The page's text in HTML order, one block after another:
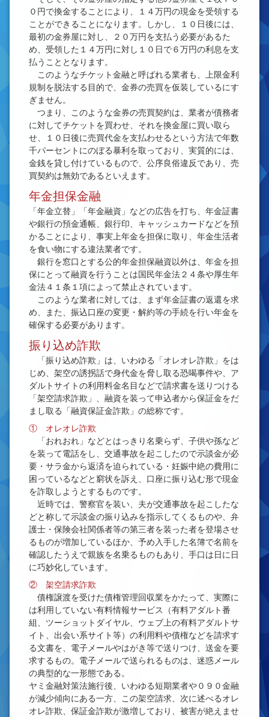
０円で換金することにより、１４万円の現金を受領する
ことができることになります。しかし、１０日後には、
最初の金券屋に対し、２０万円を支払う必要があるた
め、受領した１４万円に対し１０日で６万円の利息を支
払うこととなります。
このようなチケット金融と呼ばれる業者も、上限金利
規制を脱法する目的で、金券の売買を仮装しているにす
ぎません。
つまり、このような金券の売買契約は、業者が債務者
に対してチケットを買わせ、それを換金屋に買い取ら
せ、１０日後に売買代金を支払わせるという方法で年数
千パーセントにのぼる暴利を取っており、実質的には、
金銭を貸し付けているもので、公序良俗違反であり、売
買契約は無効であるといえます。
年金担保金融
「年金立替」「年金融資」などの広告を打ち、年金証書
や銀行の預金通帳、銀行印、キャッシュカードなどを預
かることにより、事実上年金を担保に取り、年金生活者
を食い物にする違法業者です。
銀行を窓口とする公的年金担保融資以外は、年金を担
保にとって融資を行うことは国民年金法２４条や厚生年
金法４１条１項によって禁止されています。
このような業者に対しては、まず年金証書の返還を求
め、また、振込口座の変更・解約等の手続を行い年金を
確保する必要があります。
振り込め詐欺
「振り込め詐欺」は、いわゆる「オレオレ詐欺」をは
じめ、架空の誘拐話で身代金を脅し取る恐喝事件や、ア
ダルトサイトの利用料金名目などで請求書を送りつける
「架空請求詐欺」、融資を装って申込者から保証金をだ
まし取る「融資保証金詐欺」の総称です。
① オレオレ詐欺
「おれおれ」などとはっきり名乗らず、子供や孫など
を装って電話をし、交通事故を起こしたので示談金が必
要・サラ金から返済を迫られている・妊娠中絶の費用に
困っているなどと窮状を訴え、口座に振り込む形で現金
を詐取しようとするものです。
近時では、警察官を装い、夫が交通事故を起こしたな
どと称して示談金の振り込みを指示してくるものや、弁
護士・保険会社関係者等の第三者を装った者を登場させ
るものが増加しているほか、予め入手した名簿で名前を
確認したうえで親族を名乗るものもあり、手口は日に日
に巧妙化しています。
② 架空請求詐欺
債権譲渡を受けた債権管理回収業をかたって、実際に
は利用していない有料情報サービス（有料アダルト番
組、ツーショットダイヤル、ウェブ上の有料アダルトサ
イト、出会い系サイト等）の利用料や債権などを請求す
る文書を、電子メールやはがき等で送りつけ、送金を要
求するもの。電子メールで送られるものは、迷惑メール
の典型的な一形態である。
ヤミ金融対策法施行後、いわゆる短期業者や０９０金融
が減少傾向にある一方、この架空請求、次に述べるオレ
オレ詐欺、保証金詐欺が激増しており、被害が絶えませ